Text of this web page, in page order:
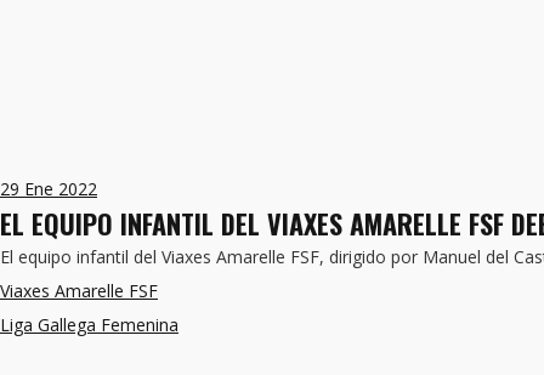
29 Ene 2022
EL EQUIPO INFANTIL DEL VIAXES AMARELLE FSF
El equipo infantil del Viaxes Amarelle FSF, dirigido por Manuel del
Viaxes Amarelle FSF
Liga Gallega Femenina